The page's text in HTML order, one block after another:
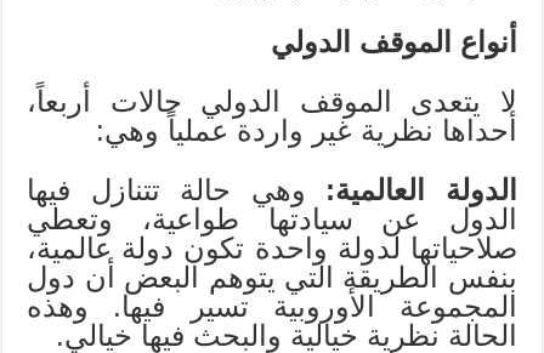
أنواع الموقف الدولي
لا يتعدى الموقف الدولي حالات أربعاً،
أحداها نظرية غير واردة عملياً وهي:
الدولة العالمية: وهي حالة تتنازل فيها
الدول عن سيادتها طواعية، وتعطي
صلاحياتها لدولة واحدة تكون دولة عالمية،
بنفس الطريقة التي يتوهم البعض أن دول
المجموعة الأوروبية تسير فيها. وهذه
الحالة نظرية خيالية والبحث فيها خيالي.